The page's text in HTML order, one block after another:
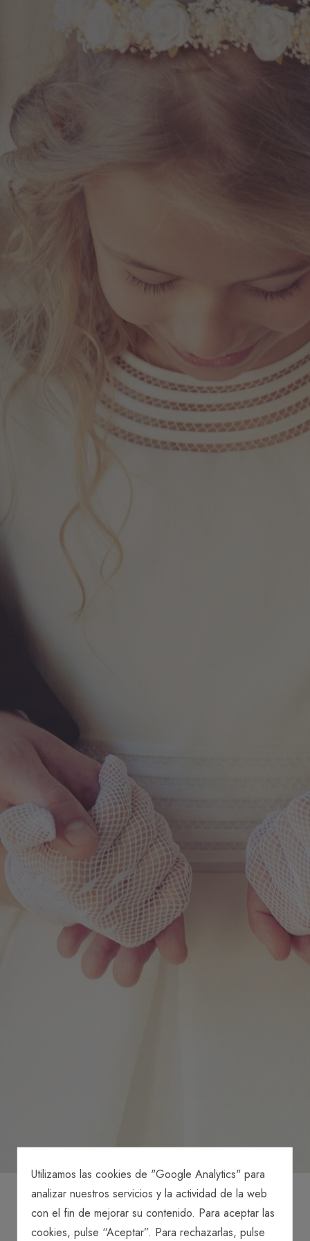
Patria potestad
Utilizamos las cookies de "Google Analytics" para
analizar nuestros servicios y la actividad de la web
con el fin de mejorar su contenido. Para aceptar las
cookies, pulse “Aceptar”. Para rechazarlas, pulse